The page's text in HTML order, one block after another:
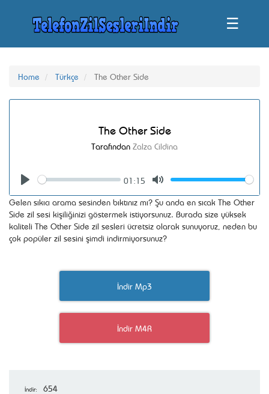
☰
Home Türkçe The Other Side
The Other Side
Tarafından Zalza Cildina
Seek
01:15
Volume
Gelen sıkıcı arama sesinden bıktınız mı? Şu anda en sıcak The Other
Side zil sesi kişiliğinizi göstermek istiyorsunuz. Burada size yüksek
kaliteli The Other Side zil sesleri ücretsiz olarak sunuyoruz, neden bu
çok popüler zil sesini şimdi indirmiyorsunuz?
İndir Mp3
İndir M4R
İndir: 654